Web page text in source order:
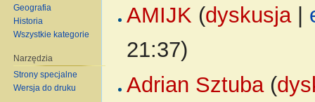
AMIJK (dyskusja|
21:37)
Adrian Sztuba (
Geografia
Historia
Wszystkie kategorie
Narzędzia
Strony specjalne
Wersja do druku